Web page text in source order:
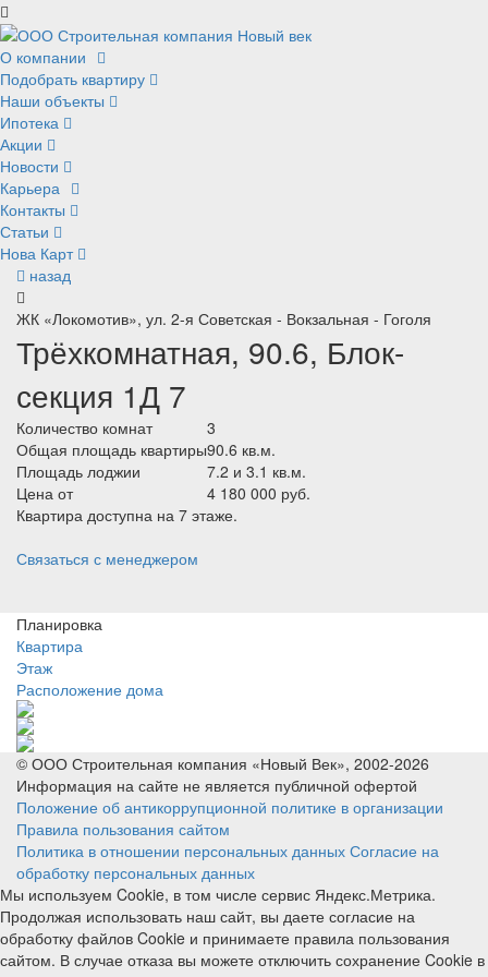
О компании
Подобрать квартиру
Наши объекты
Ипотека
Акции
Новости
Карьера
Контакты
Статьи
Нова Карт
назад
ЖК «Локомотив», ул. 2-я Советская - Вокзальная - Гоголя
Трёхкомнатная, 90.6, Блок-
секция 1Д 7
Количество комнат
3
Общая площадь квартиры90.6 кв.м.
Площадь лоджии
7.2 и 3.1 кв.м.
Цена от
4 180 000 руб.
Квартира доступна на 7 этаже.
Связаться с менеджером
Планировка
Квартира
Этаж
Расположение дома
© ООО Строительная компания «Новый Век», 2002-2026
Информация на сайте не является публичной офертой
Положение об антикоррупционной политике в организации
Правила пользования сайтом
Политика в отношении персональных данных Согласие на
обработку персональных данных
Мы используем Cookie, в том числе сервис Яндекс.Метрика.
Продолжая использовать наш сайт, вы даете согласие на
обработку файлов Cookie и принимаете правила пользования
сайтом. В случае отказа вы можете отключить сохранение Cookie в